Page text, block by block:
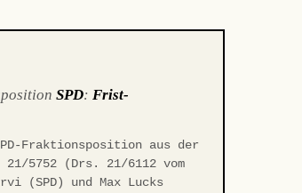
SPD: Frist-
Fraktionsposition aus der
21/5752 (Drs. 21/6112 vom
(SPD) und Max Lucks